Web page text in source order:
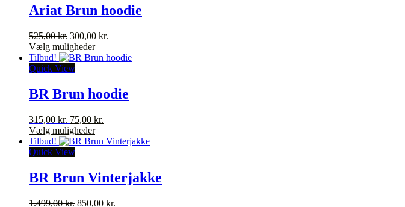
varianter.
Mulighederne
vælges
på
varesiden
Ariat Brun hoodie
525,00kr. Den
oprindelige
pris
var:
300,00 kr.
pris
Vælg mulighederDette
vare
varianter.
Mulighederne
vælges
på
varesiden
Tilbud!
Quick View
BR Brun hoodie
315,00kr. Den
oprindelige
pris
var:
75,00 kr.
pris
Vælg mulighederDette
vare
varianter.
Mulighederne
Tilbud!
Quick View
BR Brun Vinterjakke
1.499,00kr. Den
850,00 kr.